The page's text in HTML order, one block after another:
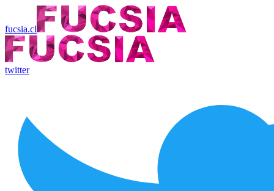
fucsia.cl
twitter